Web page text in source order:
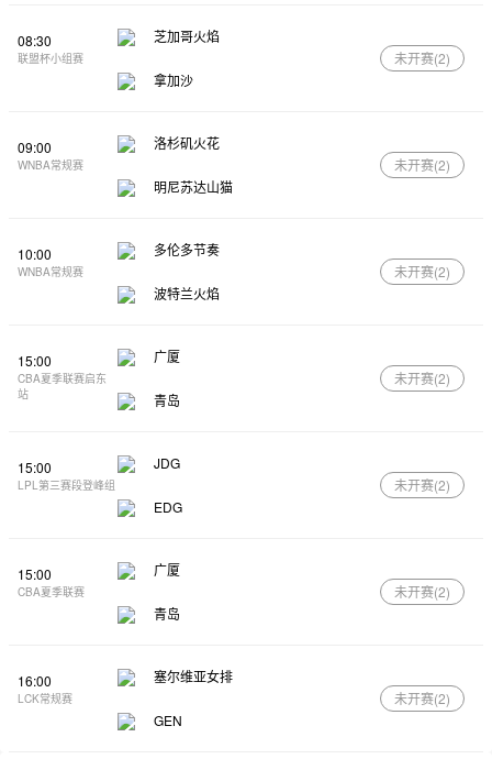
08:30
联盟杯小组赛
芝加哥火焰
拿加沙
未开赛(2)
09:00
WNBA常规赛
洛杉矶火花
明尼苏达山猫
未开赛(2)
10:00
WNBA常规赛
多伦多节奏
波特兰火焰
未开赛(2)
15:00
CBA夏季联赛启东
站
广厦
青岛
未开赛(2)
15:00
LPL第三赛段登峰组
JDG
EDG
未开赛(2)
15:00
CBA夏季联赛
广厦
青岛
未开赛(2)
16:00
LCK常规赛
塞尔维亚女排
GEN
未开赛(2)